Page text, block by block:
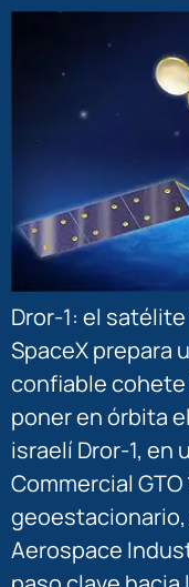
Dror-1: el
SpaceX prepara
confiable cohete
poner en órbita
israelí Dror-1, en
Commercial
Aerospace